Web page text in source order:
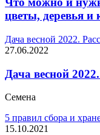
цветы, деревья и
Дача весной 2022.
27.06.2022
Дача весной
Семена
5 правил сбора и
15.10.2021